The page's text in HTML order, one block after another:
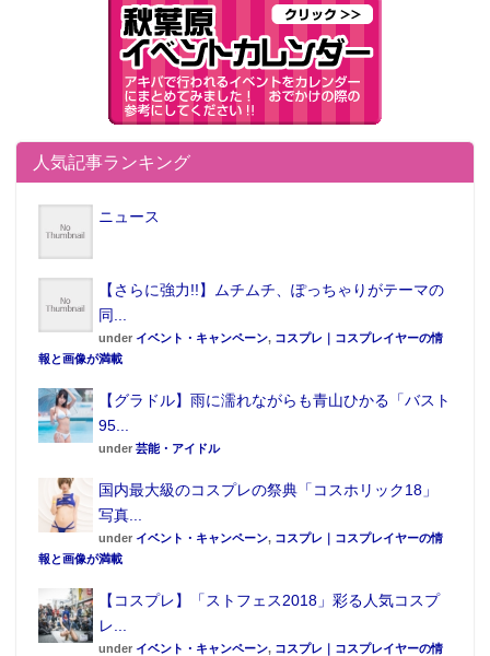
人気記事ランキング
ニュース
【さらに強力!!】ムチムチ、ぽっちゃりがテーマの
同...
under イベント・キャンペーン, コスプレ｜コスプレイヤーの情
報と画像が満載
【グラドル】雨に濡れながらも青山ひかる「バスト
95...
under 芸能・アイドル
国内最大級のコスプレの祭典「コスホリック18」
写真...
under イベント・キャンペーン, コスプレ｜コスプレイヤーの情
報と画像が満載
【コスプレ】「ストフェス2018」彩る人気コスプ
レ...
under イベント・キャンペーン, コスプレ｜コスプレイヤーの情